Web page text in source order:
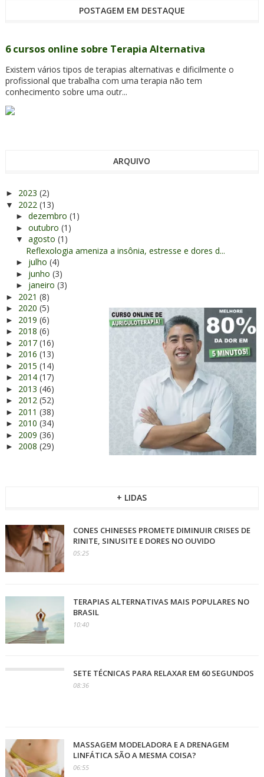
POSTAGEM EM DESTAQUE
6 cursos online sobre Terapia Alternativa
Existem vários tipos de terapias alternativas e dificilmente o
profissional que trabalha com uma terapia não tem
conhecimento sobre uma outr...
ARQUIVO
► 2023 (2)
▼ 2022 (13)
► dezembro (1)
► outubro (1)
▼ agosto (1)
Reflexologia ameniza a insônia, estresse e dores d...
► julho (4)
► junho (3)
► janeiro (3)
► 2021 (8)
► 2020 (5)
► 2019 (6)
► 2018 (6)
► 2017 (16)
► 2016 (13)
► 2015 (14)
► 2014 (17)
► 2013 (46)
► 2012 (52)
► 2011 (38)
► 2010 (34)
► 2009 (36)
► 2008 (29)
+ LIDAS
CONES CHINESES PROMETE DIMINUIR CRISES DE
RINITE, SINUSITE E DORES NO OUVIDO
05:25
TERAPIAS ALTERNATIVAS MAIS POPULARES NO
BRASIL
10:40
SETE TÉCNICAS PARA RELAXAR EM 60 SEGUNDOS
08:36
MASSAGEM MODELADORA E A DRENAGEM
LINFÁTICA SÃO A MESMA COISA?
06:55